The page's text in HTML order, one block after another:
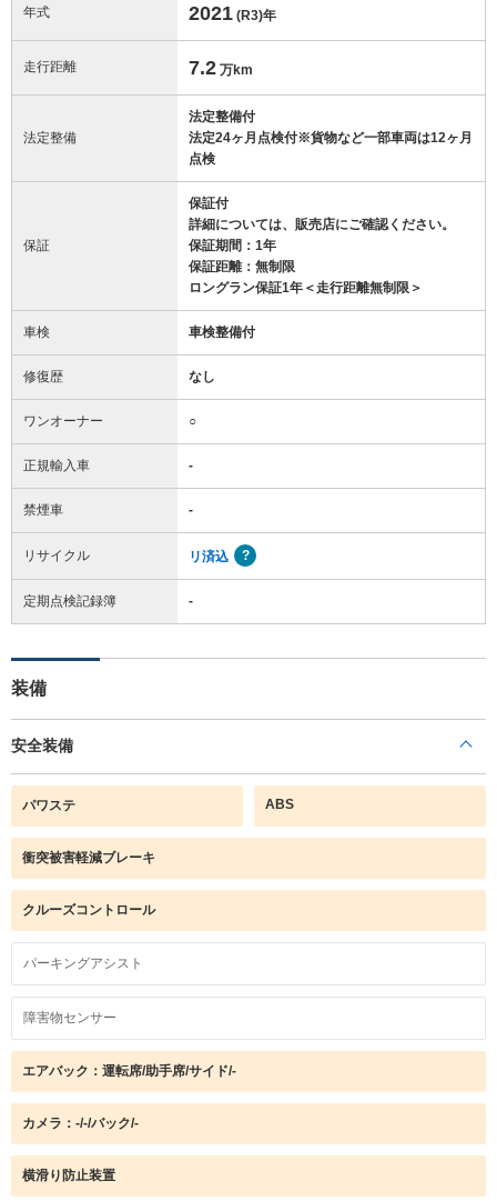
年式 2021 (R3)年
走行距離 7.2 万km
法定整備
法定整備付
法定24ヶ月点検付※貨物など一部車両は12ヶ月
点検
保証
保証付
詳細については、販売店にご確認ください。
保証期間：1年
保証距離：無制限
ロングラン保証1年＜走行距離無制限＞
車検 車検整備付
修復歴 なし
ワンオーナー ○
正規輸入車 -
禁煙車 -
リサイクル リ済込
定期点検記録簿 -
装備
安全装備
パワステ ABS
衝突被害軽減ブレーキ
クルーズコントロール
パーキングアシスト
障害物センサー
エアバック：運転席/助手席/サイド/-
カメラ：-/-/バック/-
横滑り防止装置